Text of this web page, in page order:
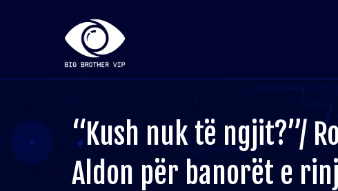
“Kush nuk të ngjit?”/
Aldon për banorët e